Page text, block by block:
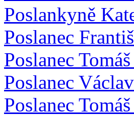
Poslankyně
Poslanec
Poslanec
Poslanec
Poslanec